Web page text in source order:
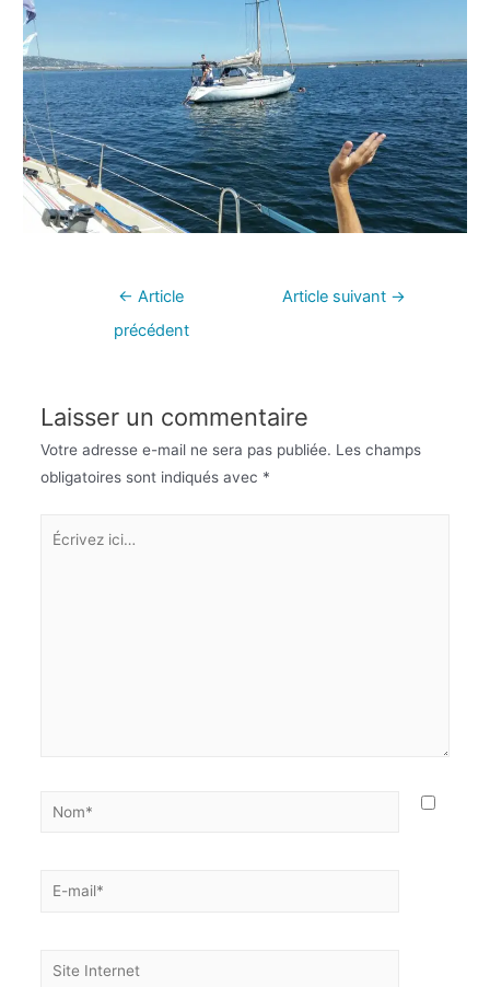
← Article
précédent
Article suivant →
Laisser un commentaire
Votre adresse e-mail ne sera pas publiée. Les champs
obligatoires sont indiqués avec *